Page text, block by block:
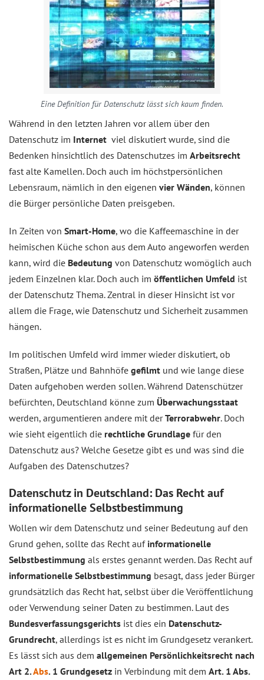
Eine Definition für Datenschutz lässt sich kaum finden.
Während in den letzten Jahren vor allem über den
Datenschutz im Internet viel diskutiert wurde, sind die
Bedenken hinsichtlich des Datenschutzes im Arbeitsrecht
fast alte Kamellen. Doch auch im höchstpersönlichen
Lebensraum, nämlich in den eigenen vier Wänden, können
die Bürger persönliche Daten preisgeben.
In Zeiten von Smart-Home, wo die Kaffeemaschine in der
heimischen Küche schon aus dem Auto angeworfen werden
kann, wird die Bedeutung von Datenschutz womöglich auch
jedem Einzelnen klar. Doch auch im öffentlichen Umfeld ist
der Datenschutz Thema. Zentral in dieser Hinsicht ist vor
allem die Frage, wie Datenschutz und Sicherheit zusammen
hängen.
Im politischen Umfeld wird immer wieder diskutiert, ob
Straßen, Plätze und Bahnhöfe gefilmt und wie lange diese
Daten aufgehoben werden sollen. Während Datenschützer
befürchten, Deutschland könne zum Überwachungsstaat
werden, argumentieren andere mit derTerrorabwehr. Doch
wie sieht eigentlich die rechtliche Grundlage für den
Datenschutz aus? Welche Gesetze gibt es und was sind die
Aufgaben des Datenschutzes?
Datenschutz in Deutschland: Das Recht auf
informationelle Selbstbestimmung
Wollen wir dem Datenschutz und seiner Bedeutung auf den
Grund gehen, sollte das Recht auf informationelle
Selbstbestimmung als erstes genannt werden. Das Recht auf
informationelle Selbstbestimmung besagt, dass jeder Bürger
grundsätzlich das Recht hat, selbst über die Veröffentlichung
oder Verwendung seiner Daten zu bestimmen. Laut des
Bundesverfassungsgerichts ist dies ein Datenschutz-
Grundrecht, allerdings ist es nicht im Grundgesetz verankert.
Es lässt sich aus dem allgemeinen Persönlichkeitsrecht nach
Art 2.Abs. 1 Grundgesetz in Verbindung mit dem Art. 1 Abs.